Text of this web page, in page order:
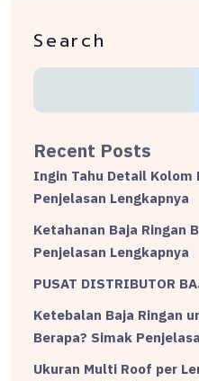
Search
Recent Posts
Ingin Tahu Detail Kolom
Penjelasan Lengkapnya
Ketahanan Baja Ringan
Penjelasan Lengkapnya
PUSAT DISTRIBUTOR
Ketebalan Baja Ringan
Berapa? Simak
Ukuran Multi Roof per